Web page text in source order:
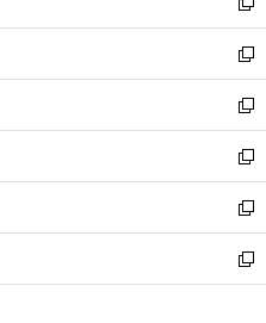
開
く
ウ
で
開
く
ィ
ン
ド
ウ
で
開
く
い
ウ
ィ
ン
ド
ウ
で
開
く
新
し
い
ウ
ィ
ン
ド
ウ
で
開
く
新
し
い
ウ
ィ
ン
ド
ウ
で
開
新
し
い
ウ
ィ
ン
ド
ウ
新
し
い
ウ
ィ
ン
新
し
い
ウ
新
し